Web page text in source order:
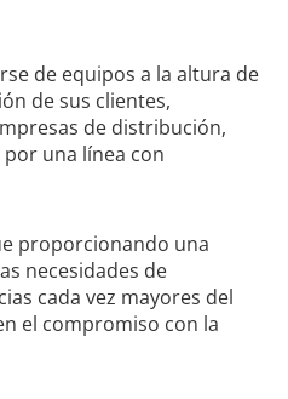
de equipos a la altura de
de sus clientes,
de distribución,
una línea con
proporcionando una
necesidades de
cada vez mayores del
el compromiso con la